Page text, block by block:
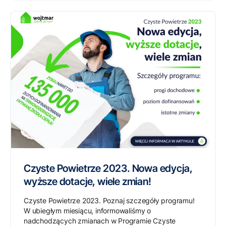
Czyste Powietrze 2023. Nowa edycja,
wyższe dotacje, wiele zmian!
Czyste Powietrze 2023. Poznaj szczegóły programu!
W ubiegłym miesiącu, informowaliśmy o
nadchodzących zmianach w Programie Czyste